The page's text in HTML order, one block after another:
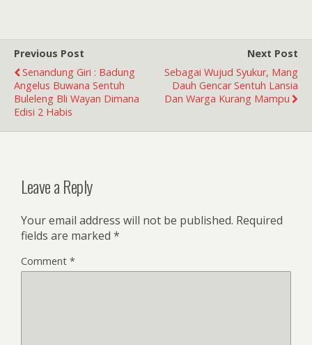
Previous Post
Senandung Giri : Badung
Angelus Buwana Sentuh
Buleleng Bli Wayan Dimana
Edisi 2 Habis
Next Post
Sebagai Wujud Syukur, Mang
Dauh Gencar Sentuh Lansia
Dan Warga Kurang Mampu
Leave a Reply
Your email address will not be published. Required
fields are marked *
Comment *